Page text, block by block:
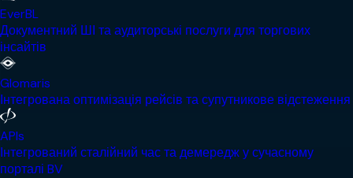
EverBL
Документний ШІ та аудиторські послуги для торгових
інсайтів
Glomaris
Інтегрована оптимізація рейсів та супутникове відстеження
APIs
Інтегрований сталійний час та демередж у сучасному
порталі BV